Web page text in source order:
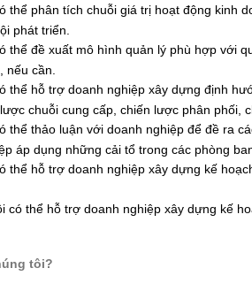
thể phân tích chuỗi giá trị hoạt động kinh
phát triển.
thể đề xuất mô hình quản lý phù hợp với
nếu cần.
thể hỗ trợ doanh nghiệp xây dựng định
chuỗi cung cấp, chiến lược phân phối,
thể thảo luận với doanh nghiệp để đề ra
áp dụng những cải tổ trong các phòng
thể hỗ trợ doanh nghiệp xây dựng kế
có thể hỗ trợ doanh nghiệp xây dựng kế
tôi?